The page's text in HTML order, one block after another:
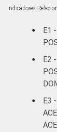
Indicadores
E1
E2
E3